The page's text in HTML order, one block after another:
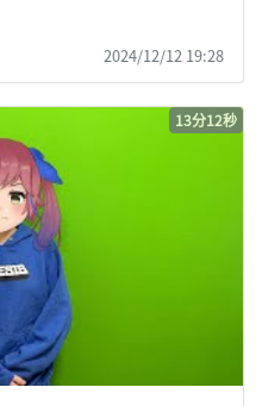
2024/12/12 19:28
13分12秒